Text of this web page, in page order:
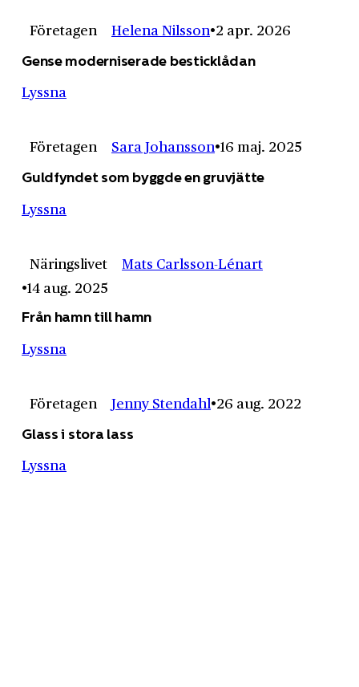
Företagen Helena Nilsson 2 apr. 2026
Gense moderniserade besticklådan
Lyssna
Företagen Sara Johansson 16 maj. 2025
Guldfyndet som byggde en gruvjätte
Lyssna
Näringslivet
Mats Carlsson-Lénart
14 aug. 2025
Från hamn till hamn
Lyssna
Företagen Jenny Stendahl 26 aug. 2022
Glass i stora lass
Lyssna